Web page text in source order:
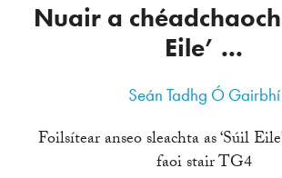
Nuair a
Eile’ ...
Seán Tadhg Ó Gairbhí
Foilsítear anseo sleachta as ‘Súil
faoi stair TG4